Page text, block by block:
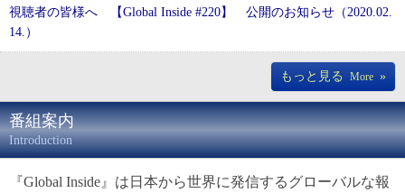
視聴者の皆様へ 【Global Inside #220】 公開のお知らせ（2020.02.
14.）
もっと見る More »
番組案内
Introduction
『Global Inside』は日本から世界に発信するグローバルな報